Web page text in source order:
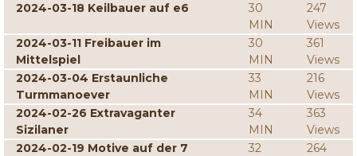
2024-03-18 Keilbauer auf e6
30
MIN
247
Views
2024-03-11 Freibauer im
Mittelspiel
30
MIN
361
Views
2024-03-04 Erstaunliche
Turmmanoever
33
MIN
216
Views
2024-02-26 Extravaganter
Sizilaner
34
MIN
363
Views
2024-02-19 Motive auf der 7
32
264